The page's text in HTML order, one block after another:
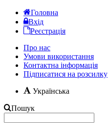
Головна
Вхід
Реєстрація
Про нас
Умови використання
Контактна інформація
Підписатися на розсилку
Українська
Пошук